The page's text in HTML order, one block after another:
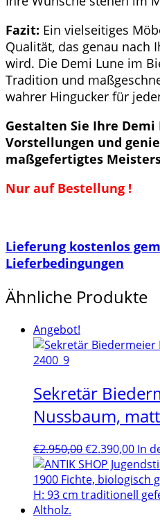
Fazit: Ein vielseitiges
Qualität, das genau nach
wird. Die Demi Lune im
Tradition und
wahrer Hingucker für
Gestalten Sie Ihre
Vorstellungen und
maßgefertigtes
Nur auf Bestellung !
Lieferung kostenlos
Lieferbedingungen
Ähnliche Produkte
Angebot!
Sekretär
Nussbaum,
€2.950,00
Preis
war:
€2.950,00
€2.390,00
Preis
ist:
In